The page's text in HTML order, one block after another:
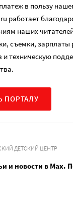
в пользу
работает
наших
съемки, зарплаты
и техническую
ПОРТАЛУ
ДЕТСКИЙ ЦЕНТР
и новости в Max.